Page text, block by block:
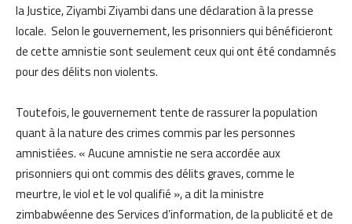
la Justice, Ziyambi Ziyambi dans une déclaration à la presse
locale. Selon le gouvernement, les prisonniers qui bénéficieront
de cette amnistie sont seulement ceux qui ont été condamnés
pour des délits non violents.
Toutefois, le gouvernement tente de rassurer la population
quant à la nature des crimes commis par les personnes
amnistiées. « Aucune amnistie ne sera accordée aux
prisonniers qui ont commis des délits graves, comme le
meurtre, le viol et le vol qualifié », a dit la ministre
zimbabwéenne des Services d’information, de la publicité et de